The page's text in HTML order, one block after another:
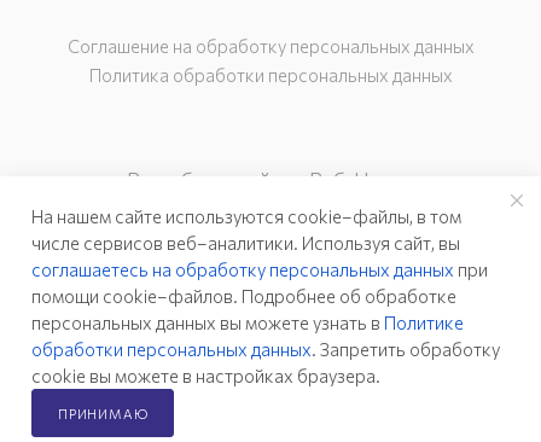
Соглашение на обработку персональных данных
Политика обработки персональных данных
Разработка сайта – Веб-Центр
На нашем сайте используются cookie–файлы, в том
числе сервисов веб–аналитики. Используя сайт, вы
соглашаетесь на обработку персональных данных при
помощи cookie–файлов. Подробнее об обработке
персональных данных вы можете узнать в Политике
обработки персональных данных. Запретить обработку
cookie вы можете в настройках браузера.
ПРИНИМАЮ